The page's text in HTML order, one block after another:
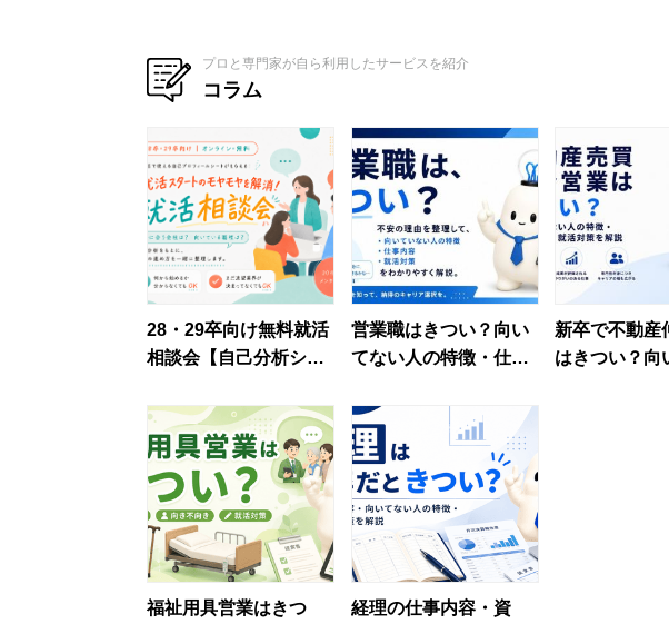
プロと専門家が自ら利用したサービスを紹介
コラム
28・29卒向け無料就活
相談会【自己分析シー
営業職はきつい？向い
てない人の特徴・仕事
べきことを解説
新卒で不動産
はきつい？向
福祉用具営業はきつ
経理の仕事内容・資